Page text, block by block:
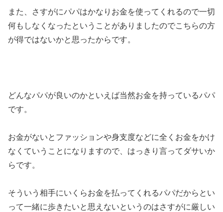
また、さすがにパパはかなりお金を使ってくれるので一切
何もしなくなったということがありましたのでこちらの方
が得ではないかと思ったからです。
どんなパパが良いのかといえば当然お金を持っているパパ
です。
お金がないとファッションや身支度などに全くお金をかけ
なくていうことになりますので、はっきり言ってダサいか
らです。
そういう相手にいくらお金を払ってくれるパパだからとい
って一緒に歩きたいと思えないというのはさすがに厳しい